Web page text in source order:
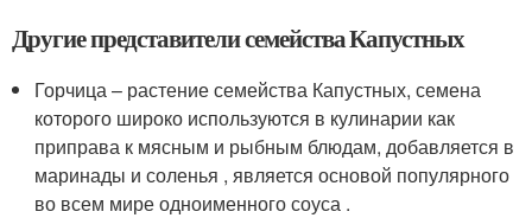
Другие представители семейства Капустных
Горчица – растение семейства Капустных, семена
которого широко используются в кулинарии как
приправа к мясным и рыбным блюдам, добавляется в
маринады и соленья , является основой популярного
во всем мире одноименного соуса .